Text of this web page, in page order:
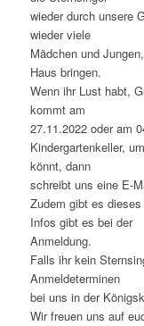
wieder durch unsere
wieder viele
Mädchen und
Haus bringen.
Wenn ihr Lust habt,
kommt am
27.11.2022 oder am
Kindergartenkeller,
könnt, dann
schreibt uns eine E-
Zudem gibt es
Infos gibt es bei der
Anmeldung.
Falls ihr kein
Anmeldeterminen
bei uns in der
Wir freuen uns auf